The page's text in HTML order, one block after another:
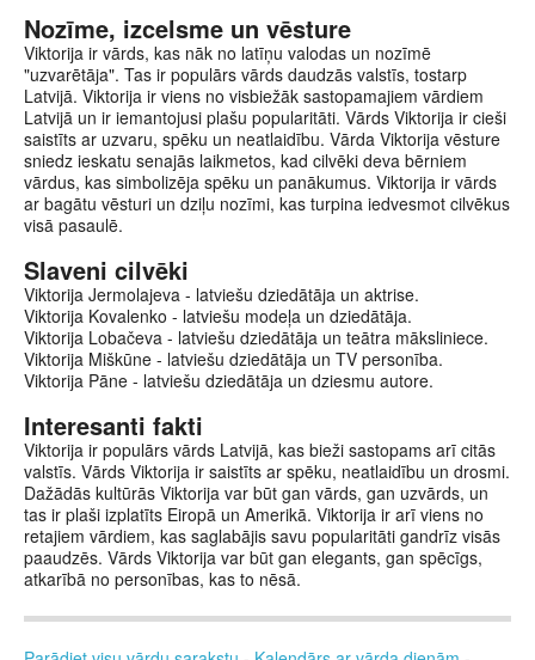
Nozīme, izcelsme un vēsture
Viktorija ir vārds, kas nāk no latīņu valodas un nozīmē
"uzvarētāja". Tas ir populārs vārds daudzās valstīs, tostarp
Latvijā. Viktorija ir viens no visbiežāk sastopamajiem vārdiem
Latvijā un ir iemantojusi plašu popularitāti. Vārds Viktorija ir cieši
saistīts ar uzvaru, spēku un neatlaidību. Vārda Viktorija vēsture
sniedz ieskatu senajās laikmetos, kad cilvēki deva bērniem
vārdus, kas simbolizēja spēku un panākumus. Viktorija ir vārds
ar bagātu vēsturi un dziļu nozīmi, kas turpina iedvesmot cilvēkus
visā pasaulē.
Slaveni cilvēki
Viktorija Jermolajeva - latviešu dziedātāja un aktrise.
Viktorija Kovalenko - latviešu modeļa un dziedātāja.
Viktorija Lobačeva - latviešu dziedātāja un teātra māksliniece.
Viktorija Miškūne - latviešu dziedātāja un TV personība.
Viktorija Pāne - latviešu dziedātāja un dziesmu autore.
Interesanti fakti
Viktorija ir populārs vārds Latvijā, kas bieži sastopams arī citās
valstīs. Vārds Viktorija ir saistīts ar spēku, neatlaidību un drosmi.
Dažādās kultūrās Viktorija var būt gan vārds, gan uzvārds, un
tas ir plaši izplatīts Eiropā un Amerikā. Viktorija ir arī viens no
retajiem vārdiem, kas saglabājis savu popularitāti gandrīz visās
paaudzēs. Vārds Viktorija var būt gan elegants, gan spēcīgs,
atkarībā no personības, kas to nēsā.